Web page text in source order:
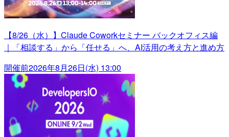
【8/26（水）】Claude Coworkセミナー バックオフィス編
｜「相談する」から「任せる」へ、AI活用の考え方と進め方
開催前2026年8月26日(水) 13:00